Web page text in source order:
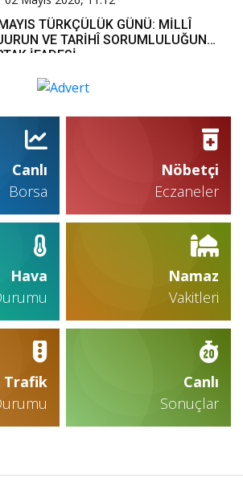
TÜRKÇÜLÜK GÜNÜ: MİLLÎ
VE TARİHÎ SORUMLULUĞUN
İFADESİ
Canlı
Borsa
Nöbetçi
Eczaneler
Hava
Namaz
Vakitleri
Trafik
Canlı
Sonuçlar